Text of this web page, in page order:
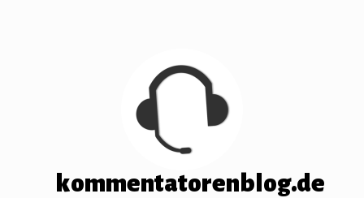
kommentatorenblog.de